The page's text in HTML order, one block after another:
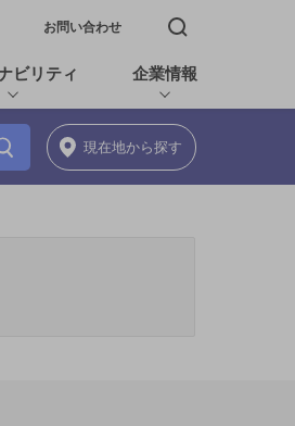
く お問い合わせ 検索窓を開く
ビリティ 企業情報
現在地から探す